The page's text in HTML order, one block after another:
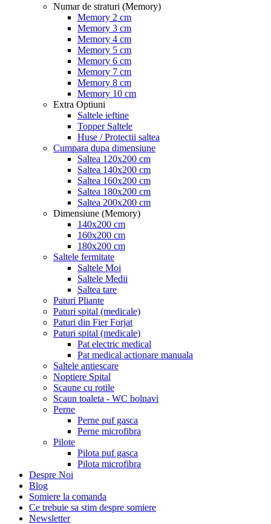
Numar de straturi (Memory)
Memory 2 cm
Memory 3 cm
Memory 4 cm
Memory 5 cm
Memory 6 cm
Memory 7 cm
Memory 8 cm
Memory 10 cm
Extra Optiuni
Saltele ieftine
Topper Saltele
Huse / Protectii saltea
Cumpara dupa dimensiune
Saltea 120x200 cm
Saltea 140x200 cm
Saltea 160x200 cm
Saltea 180x200 cm
Saltea 200x200 cm
Dimensiune (Memory)
140x200 cm
160x200 cm
180x200 cm
Saltele fermitate
Saltele Moi
Saltele Medii
Saltea tare
Paturi Pliante
Paturi spital (medicale)
Paturi din Fier Forjat
Paturi spital (medicale)
Pat electric medical
Pat medical actionare manuala
Saltele antiescare
Noptiere Spital
Scaune cu rotile
Scaun toaleta - WC bolnavi
Perne
Perne puf gasca
Perne microfibra
Pilote
Pilota puf gasca
Pilota microfibra
Despre Noi
Blog
Somiere la comanda
Ce trebuie sa stim despre somiere
Newsletter